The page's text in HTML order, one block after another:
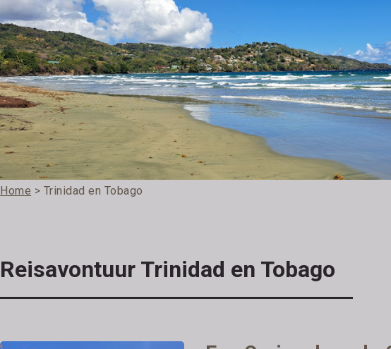
Home > Trinidad en Tobago
Reisavontuur Trinidad en Tobago